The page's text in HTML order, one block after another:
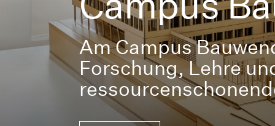
Am Campus
Forschung, Lehre